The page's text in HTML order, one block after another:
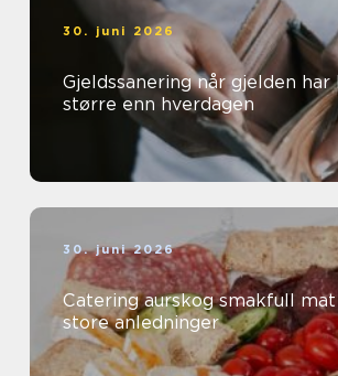
30. juni 2026
Gjeldssanering når gjelden har blitt
større enn hverdagen
30. juni 2026
Catering aurskog smakfull mat til små og
store anledninger